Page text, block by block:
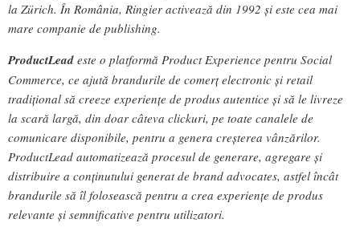
la Zürich. În România, Ringier activează din 1992 și este cea mai
mare companie de publishing.
ProductLead este o platformă Product Experience pentru Social
Commerce, ce ajută brandurile de comerț electronic și retail
tradițional să creeze experiențe de produs autentice și să le livreze
la scară largă, din doar câteva clickuri, pe toate canalele de
comunicare disponibile, pentru a genera creșterea vânzărilor.
ProductLead automatizează procesul de generare, agregare și
distribuire a conținutului generat de brand advocates, astfel încât
brandurile să îl folosească pentru a crea experiențe de produs
relevante și semnificative pentru utilizatori.